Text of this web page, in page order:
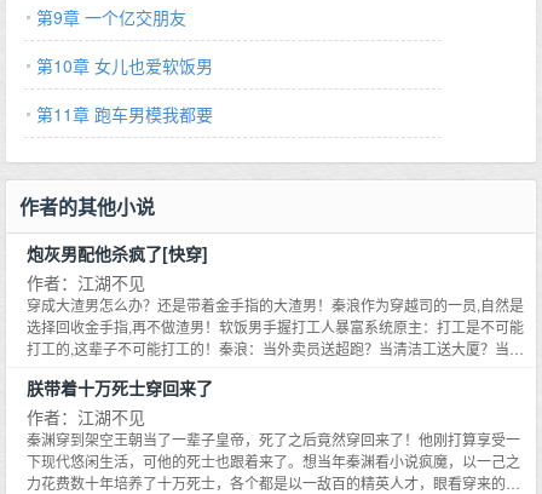
孩子不准染头发！！！：偏执文的反派爸爸沈云璟是个不折不扣的
偏执狂,未来为了把青梅不择手段！还正常的沈云璟忽然遇到了自己
的小恶魔儿子。回家打开门,看到被请到自己新家做客的青梅。沈明
泉得意洋洋跟爸爸炫耀：爸爸你看,你喜欢的人我给你弄回来了！等
等……沈云璟忽然觉得教育儿子遵纪守法很重要！！！：娱乐圈的
反派爸爸沈泽涵是个忠于颜值的颜控男明星,未来的他是娱乐圈最喜
新厌旧浪荡花丛的男明星。结果在他试图搭讪小姐姐的时候遇到了
自己的小恶魔儿子。某综艺直播上,网友们纷纷看到了震惊的一幕。
沈明泉拿着爸爸的房产证踮脚送给漂亮女明星：姐姐你好漂亮哦！
房子送你,当我女朋友好不好呀？沈泽涵怒摔房产证！我这儿子怎么
小小年龄就渣男成这样？不行！我要当儿子的榜样！从今以后对女
友一心一意！！！：豪门文的反派爸爸沈长清是个表面温柔背地里
狂热的医生,为女主放弃家产为女主养儿子甘心当冤大头。然后他就
遇到了自己亲生的小恶魔儿子。某回国顶级修罗场里,沈长清本该因
为女主的背叛心如死灰,可下一秒就看到。沈明泉一把抱住了男主的
大腿：爸爸！你缺不缺儿子啊？我给你当儿子好不好？沈长清直接
疯了,一把将女主儿子递过去,把自己儿子抢回来。不好意思,我的儿
第9章 一个亿交朋友
第10章 女儿也爱软饭男
第11章 跑车男模我都要
作者的其他小说
炮灰男配他杀疯了[快穿]
作者：江湖不见
穿成大渣男怎么办？还是带着金手指的大渣男！秦浪作为穿越司的一员,自然是
选择回收金手指,再不做渣男！软饭男手握打工人暴富系统原主：打工是不可能
打工的,这辈子不可能打工的！秦浪：当外卖员送超跑？当清洁工送大厦？当保
原主：我就算是饿死,从楼上跳下去,也不干殡葬！！！秦浪：这个人好像快挂
了,点一个关注,老板需要殡葬服务么？六折哦！穿越男拥有了换装系统原主：看
我在古代称王称霸！当上千古一帝！！秦浪：咱就是说,我有这能耐当个国师岂
不是呼风唤雨？皇帝来了也给我跪下好么？自闭男畅游霸总剧本世界原主：这
些霸总都是颠公颠婆吧？？哪见过随便就要挖人眼挖人肾挖人心的？秦浪：少
朕带着十万死士穿回来了
作者：江湖不见
秦渊穿到架空王朝当了一辈子皇帝，死了之后竟然穿回来了！他刚打算享受一
下现代悠闲生活，可他的死士也跟着来了。想当年秦渊看小说疯魔，以一己之
力花费数十年培养了十万死士，各个都是以一敌百的精英人才，眼看穿来的死